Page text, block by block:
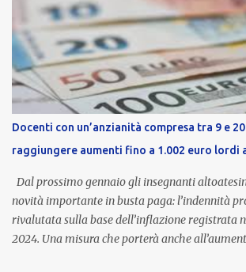
Docenti con un’anzianità compresa tra 9 e
raggiungere aumenti fino a 1.002 euro lordi
Dal prossimo gennaio gli insegnanti
novità importante in busta paga: l’indennità
rivalutata sulla base dell’inflazione registrata
2024. Una misura che porterà anche